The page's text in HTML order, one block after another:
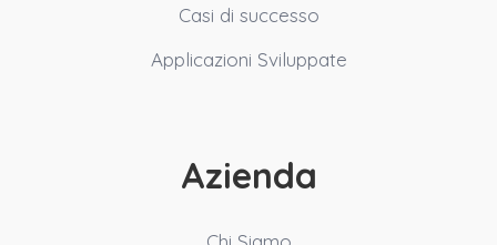
Casi di successo
Applicazioni Sviluppate
Azienda